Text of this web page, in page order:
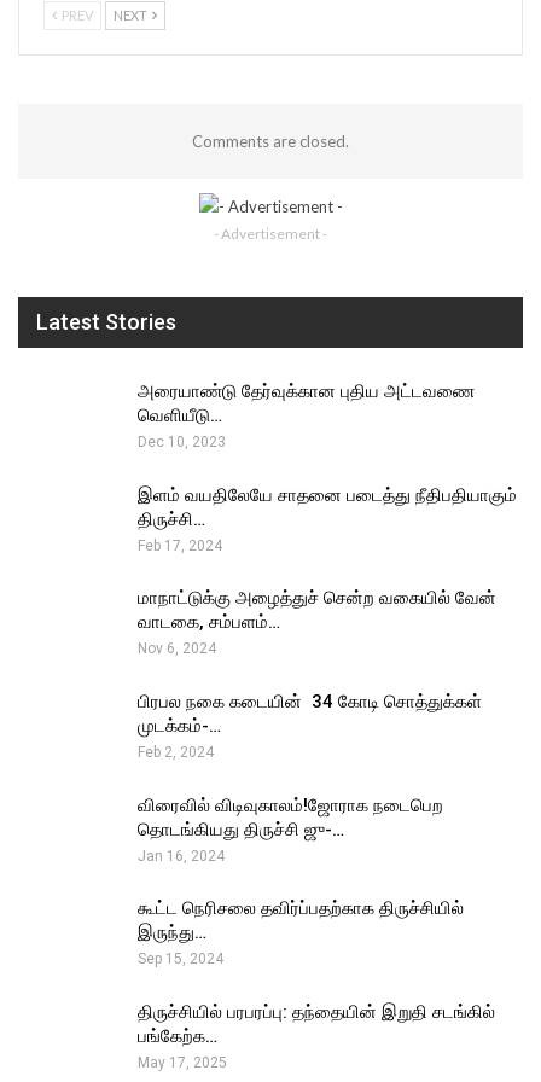
PREV NEXT
Comments are closed.
- Advertisement -
Latest Stories
அரையாண்டு தேர்வுக்கான புதிய அட்டவணை
வெளியீடு…
Dec 10, 2023
இளம் வயதிலேயே சாதனை படைத்து நீதிபதியாகும்
திருச்சி…
Feb 17, 2024
மாநாட்டுக்கு அழைத்துச் சென்ற வகையில் வேன்
வாடகை, சம்பளம்…
Nov 6, 2024
பிரபல நகை கடையின் ₹ 34 கோடி சொத்துக்கள்
முடக்கம்-…
Feb 2, 2024
விரைவில் விடிவுகாலம்!ஜோராக நடைபெற
தொடங்கியது திருச்சி ஜு-…
Jan 16, 2024
கூட்ட நெரிசலை தவிர்ப்பதற்காக திருச்சியில்
இருந்து…
Sep 15, 2024
திருச்சியில் பரபரப்பு: தந்தையின் இறுதி சடங்கில்
பங்கேற்க…
May 17, 2025